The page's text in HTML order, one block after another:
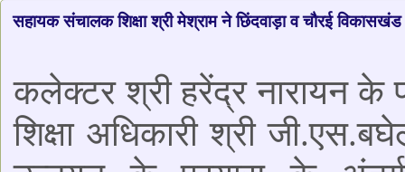
सहायक संचालक शिक्षा श्री मेश्राम ने छिंदवाड़ा व चौरई
कलेक्टर श्री हरेंद्र नारायन के
शिक्षा अधिकारी श्री